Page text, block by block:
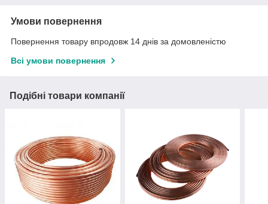
Умови повернення
Повернення товару впродовж 14 днів за домовленістю
Всі умови повернення
Подібні товари компанії